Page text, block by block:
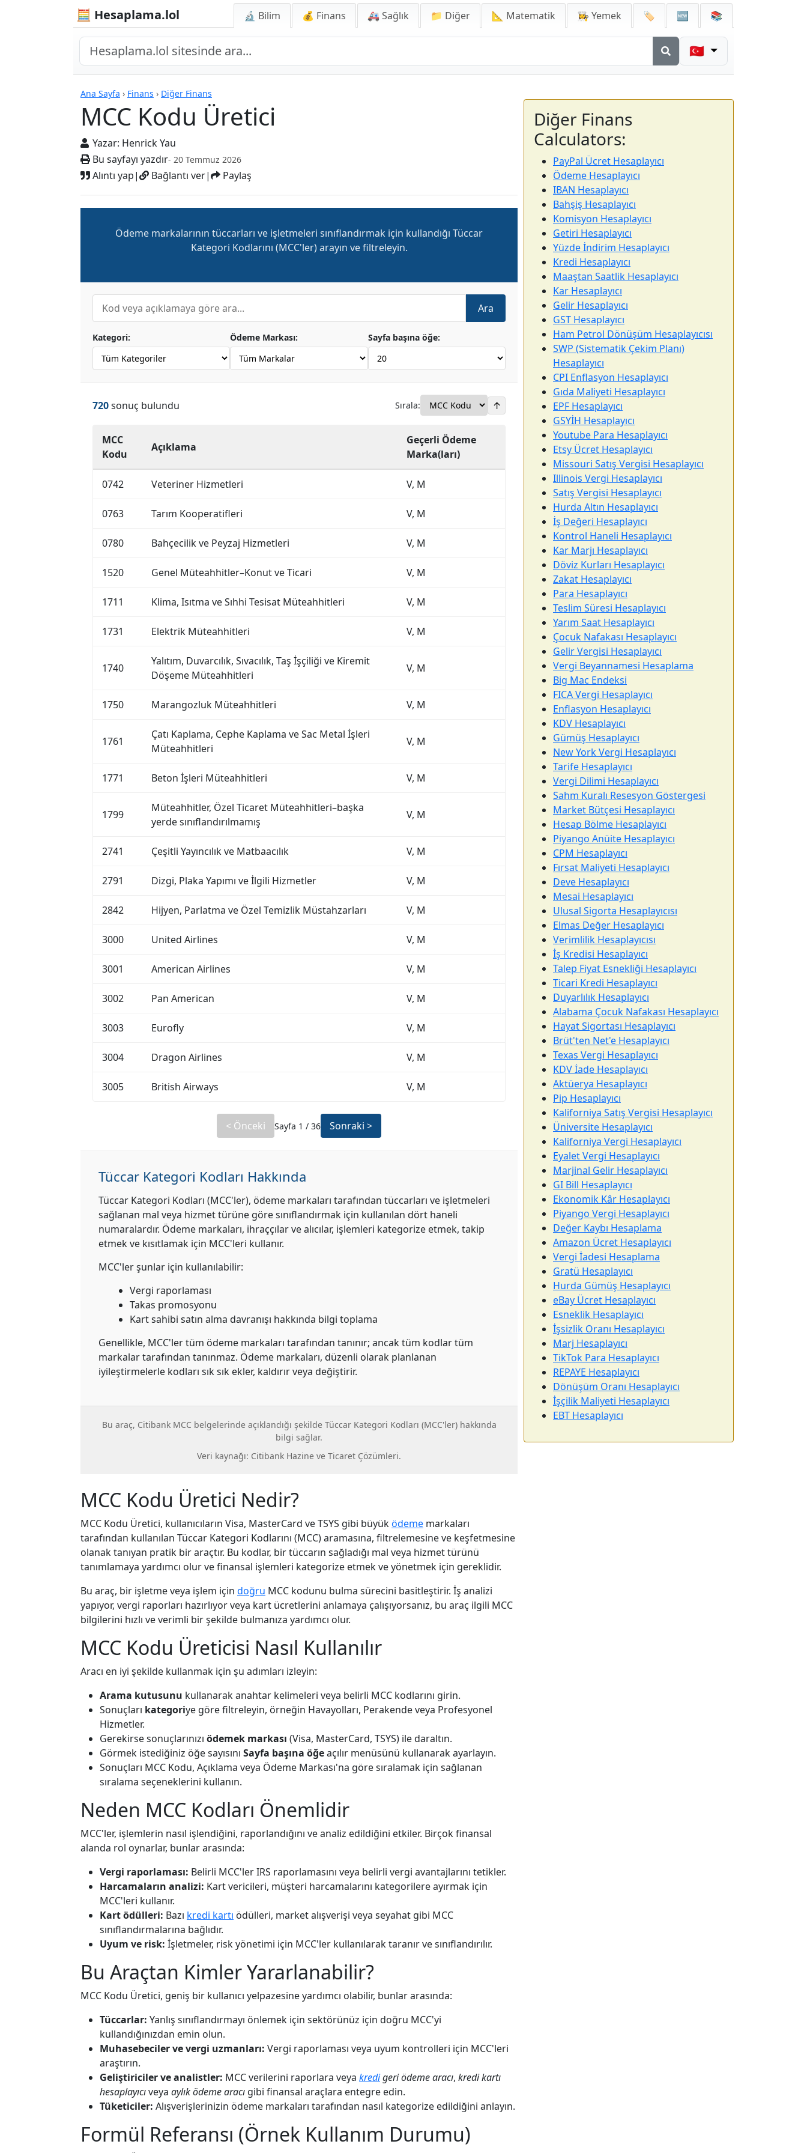
🧮 Hesaplama.lol 🔬 Bilim 💰 Finans 🚑 Sağlık 📁 Diğer 📐 Matematik 👩‍🍳 Yemek 🏷️ 🆕 📚
🇹🇷
Ana Sayfa › Finans › Diğer Finans
MCC Kodu Üretici
Yazar: Henrick Yau
Bu sayfayı yazdır- 20 Temmuz 2026
Alıntı yap| Bağlantı ver| Paylaş
MCC Kodu Üretici
Ödeme markalarının tüccarları ve işletmeleri sınıflandırmak için kullandığı Tüccar
Kategori Kodlarını (MCC'ler) arayın ve filtreleyin.
Ara
Kategori: Ödeme Markası: Sayfa başına öğe:
720sonuç bulundu Sırala: ↑
MCC
Kodu
Açıklama
Geçerli Ödeme
Marka(ları)
0742 Veteriner Hizmetleri V, M
0763 Tarım Kooperatifleri V, M
0780 Bahçecilik ve Peyzaj Hizmetleri V, M
1520 Genel Müteahhitler–Konut ve Ticari V, M
1711 Klima, Isıtma ve Sıhhi Tesisat Müteahhitleri V, M
1731 Elektrik Müteahhitleri V, M
1740
Yalıtım, Duvarcılık, Sıvacılık, Taş İşçiliği ve Kiremit
Döşeme Müteahhitleri
V, M
1750 Marangozluk Müteahhitleri V, M
1761
Çatı Kaplama, Cephe Kaplama ve Sac Metal İşleri
Müteahhitleri
V, M
1771 Beton İşleri Müteahhitleri V, M
1799
Müteahhitler, Özel Ticaret Müteahhitleri–başka
yerde sınıflandırılmamış
V, M
2741 Çeşitli Yayıncılık ve Matbaacılık V, M
2791 Dizgi, Plaka Yapımı ve İlgili Hizmetler V, M
2842 Hijyen, Parlatma ve Özel Temizlik Müstahzarları V, M
3000 United Airlines V, M
3001 American Airlines V, M
3002 Pan American V, M
3003 Eurofly V, M
3004 Dragon Airlines V, M
3005 British Airways V, M
< Önceki Sayfa 1 / 36 Sonraki >
Tüccar Kategori Kodları Hakkında
Tüccar Kategori Kodları (MCC'ler), ödeme markaları tarafından tüccarları ve işletmeleri
sağlanan mal veya hizmet türüne göre sınıflandırmak için kullanılan dört haneli
numaralardır. Ödeme markaları, ihraççılar ve alıcılar, işlemleri kategorize etmek, takip
etmek ve kısıtlamak için MCC'leri kullanır.
MCC'ler şunlar için kullanılabilir:
Vergi raporlaması
Takas promosyonu
Kart sahibi satın alma davranışı hakkında bilgi toplama
Genellikle, MCC'ler tüm ödeme markaları tarafından tanınır; ancak tüm kodlar tüm
markalar tarafından tanınmaz. Ödeme markaları, düzenli olarak planlanan
iyileştirmelerle kodları sık sık ekler, kaldırır veya değiştirir.
Bu araç, Citibank MCC belgelerinde açıklandığı şekilde Tüccar Kategori Kodları (MCC'ler) hakkında
bilgi sağlar.
Veri kaynağı: Citibank Hazine ve Ticaret Çözümleri.
MCC Kodu Üretici Nedir?
MCC Kodu Üretici, kullanıcıların Visa, MasterCard ve TSYS gibi büyüködeme markaları
tarafından kullanılan Tüccar Kategori Kodlarını (MCC) aramasına, filtrelemesine ve keşfetmesine
olanak tanıyan pratik bir araçtır. Bu kodlar, bir tüccarın sağladığı mal veya hizmet türünü
tanımlamaya yardımcı olur ve finansal işlemleri kategorize etmek ve yönetmek için gereklidir.
Bu araç, bir işletme veya işlem için doğru MCC kodunu bulma sürecini basitleştirir. İş analizi
yapıyor, vergi raporları hazırlıyor veya kart ücretlerini anlamaya çalışıyorsanız, bu araç ilgili MCC
bilgilerini hızlı ve verimli bir şekilde bulmanıza yardımcı olur.
MCC Kodu Üreticisi Nasıl Kullanılır
Aracı en iyi şekilde kullanmak için şu adımları izleyin:
Arama kutusunu kullanarak anahtar kelimeleri veya belirli MCC kodlarını girin.
Sonuçları kategoriye göre filtreleyin, örneğin Havayolları, Perakende veya Profesyonel
Hizmetler.
Gerekirse sonuçlarınızı ödemek markası (Visa, MasterCard, TSYS) ile daraltın.
Görmek istediğiniz öğe sayısını Sayfa başına öğeaçılır menüsünü kullanarak ayarlayın.
Sonuçları MCC Kodu, Açıklama veya Ödeme Markası'na göre sıralamak için sağlanan
sıralama seçeneklerini kullanın.
Neden MCC Kodları Önemlidir
MCC'ler, işlemlerin nasıl işlendiğini, raporlandığını ve analiz edildiğini etkiler. Birçok finansal
alanda rol oynarlar, bunlar arasında:
Vergi raporlaması: Belirli MCC'ler IRS raporlamasını veya belirli vergi avantajlarını tetikler.
Harcamaların analizi: Kart vericileri, müşteri harcamalarını kategorilere ayırmak için
MCC'leri kullanır.
Kart ödülleri: Bazı kredi kartı ödülleri, market alışverişi veya seyahat gibi MCC
sınıflandırmalarına bağlıdır.
Uyum ve risk: İşletmeler, risk yönetimi için MCC'ler kullanılarak taranır ve sınıflandırılır.
Bu Araçtan Kimler Yararlanabilir?
MCC Kodu Üretici, geniş bir kullanıcı yelpazesine yardımcı olabilir, bunlar arasında:
Tüccarlar: Yanlış sınıflandırmayı önlemek için sektörünüz için doğru MCC'yi
kullandığınızdan emin olun.
Muhasebeciler ve vergi uzmanları: Vergi raporlaması veya uyum kontrolleri için MCC'leri
araştırın.
Geliştiriciler ve analistler: MCC verilerini raporlara veya kredigeri ödeme aracı, kredi kartı
hesaplayıcıveya aylık ödeme aracı gibi finansal araçlara entegre edin.
Tüketiciler: Alışverişlerinizin ödeme markaları tarafından nasıl kategorize edildiğini anlayın.
Formül Referansı (Örnek Kullanım Durumu)
Diğer Finans
Calculators:
PayPal Ücret Hesaplayıcı
Ödeme Hesaplayıcı
IBAN Hesaplayıcı
Bahşiş Hesaplayıcı
Komisyon Hesaplayıcı
Getiri Hesaplayıcı
Yüzde İndirim Hesaplayıcı
Kredi Hesaplayıcı
Maaştan Saatlik Hesaplayıcı
Kar Hesaplayıcı
Gelir Hesaplayıcı
GST Hesaplayıcı
Ham Petrol Dönüşüm Hesaplayıcısı
SWP (Sistematik Çekim Planı)
Hesaplayıcı
CPI Enflasyon Hesaplayıcı
Gıda Maliyeti Hesaplayıcı
EPF Hesaplayıcı
GSYİH Hesaplayıcı
Youtube Para Hesaplayıcı
Etsy Ücret Hesaplayıcı
Missouri Satış Vergisi Hesaplayıcı
Illinois Vergi Hesaplayıcı
Satış Vergisi Hesaplayıcı
Hurda Altın Hesaplayıcı
İş Değeri Hesaplayıcı
Kontrol Haneli Hesaplayıcı
Kar Marjı Hesaplayıcı
Döviz Kurları Hesaplayıcı
Zakat Hesaplayıcı
Para Hesaplayıcı
Teslim Süresi Hesaplayıcı
Yarım Saat Hesaplayıcı
Çocuk Nafakası Hesaplayıcı
Gelir Vergisi Hesaplayıcı
Vergi Beyannamesi Hesaplama
Big Mac Endeksi
FICA Vergi Hesaplayıcı
Enflasyon Hesaplayıcı
KDV Hesaplayıcı
Gümüş Hesaplayıcı
New York Vergi Hesaplayıcı
Tarife Hesaplayıcı
Vergi Dilimi Hesaplayıcı
Sahm Kuralı Resesyon Göstergesi
Market Bütçesi Hesaplayıcı
Hesap Bölme Hesaplayıcı
Piyango Anüite Hesaplayıcı
CPM Hesaplayıcı
Fırsat Maliyeti Hesaplayıcı
Deve Hesaplayıcı
Mesai Hesaplayıcı
Ulusal Sigorta Hesaplayıcısı
Elmas Değer Hesaplayıcı
Verimlilik Hesaplayıcısı
İş Kredisi Hesaplayıcı
Talep Fiyat Esnekliği Hesaplayıcı
Ticari Kredi Hesaplayıcı
Duyarlılık Hesaplayıcı
Alabama Çocuk Nafakası Hesaplayıcı
Hayat Sigortası Hesaplayıcı
Brüt'ten Net'e Hesaplayıcı
Texas Vergi Hesaplayıcı
KDV İade Hesaplayıcı
Aktüerya Hesaplayıcı
Pip Hesaplayıcı
Kaliforniya Satış Vergisi Hesaplayıcı
Üniversite Hesaplayıcı
Kaliforniya Vergi Hesaplayıcı
Eyalet Vergi Hesaplayıcı
Marjinal Gelir Hesaplayıcı
GI Bill Hesaplayıcı
Ekonomik Kâr Hesaplayıcı
Piyango Vergi Hesaplayıcı
Değer Kaybı Hesaplama
Amazon Ücret Hesaplayıcı
Vergi İadesi Hesaplama
Gratü Hesaplayıcı
Hurda Gümüş Hesaplayıcı
eBay Ücret Hesaplayıcı
Esneklik Hesaplayıcı
İşsizlik Oranı Hesaplayıcı
Marj Hesaplayıcı
TikTok Para Hesaplayıcı
REPAYE Hesaplayıcı
Dönüşüm Oranı Hesaplayıcı
İşçilik Maliyeti Hesaplayıcı
EBT Hesaplayıcı